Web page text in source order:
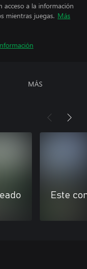
acceso a la información
mientras juegas. Más
MÁS
Este